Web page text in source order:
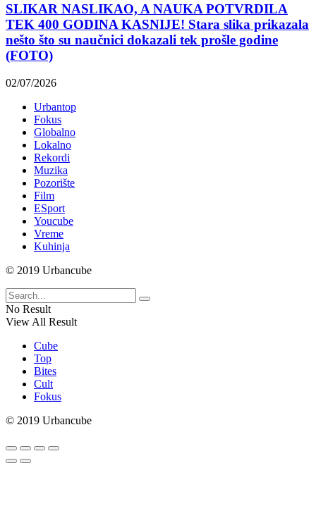
SLIKAR NASLIKAO, A NAUKA POTVRDILA
TEK 400 GODINA KASNIJE! Stara slika prikazala
nešto što su naučnici dokazali tek prošle godine
(FOTO)
02/07/2026
Urbantop
Fokus
Globalno
Lokalno
Rekordi
Muzika
Pozorište
Film
ESport
Youcube
Vreme
Kuhinja
© 2019 Urbancube
No Result
View All Result
Cube
Top
Bites
Cult
Fokus
© 2019 Urbancube